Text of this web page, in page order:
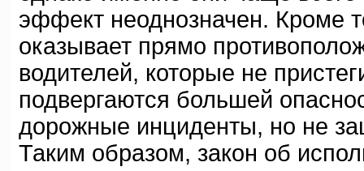
эффект неоднозначен. Кроме
оказывает прямо
водителей, которые не
подвергаются большей
дорожные инциденты, но не
Таким образом, закон об